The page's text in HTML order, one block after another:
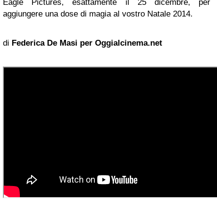
Eagle Pictures, esattamente il 25 dicembre, per
aggiungere una dose di magia al vostro Natale 2014.
di Federica De Masi per Oggialcinema.net